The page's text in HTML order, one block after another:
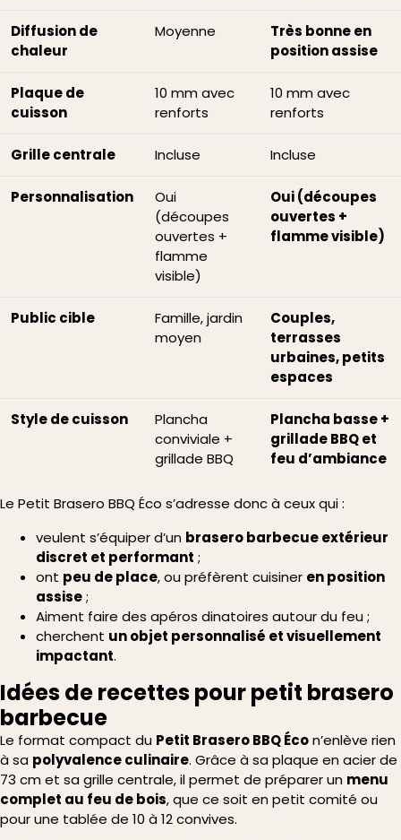
Diffusion de
chaleur
Moyenne
Très bonne en
position assise
Plaque de
cuisson
10 mm avec
renforts
10 mm avec
renforts
Grille centrale Incluse Incluse
Personnalisation
Oui
(découpes
ouvertes +
flamme
visible)
Oui (découpes
ouvertes +
flamme visible)
Public cible
Famille, jardin
moyen
Couples,
terrasses
urbaines, petits
espaces
Style de cuisson
Plancha
conviviale +
grillade BBQ
Plancha basse +
grillade BBQ et
feu d’ambiance
Le Petit Brasero BBQ Éco s’adresse donc à ceux qui :
veulent s’équiper d’un brasero barbecue extérieur
discret et performant ;
ont peu de place, ou préfèrent cuisiner en position
assise;
Aiment faire des apéros dinatoires autour du feu ;
cherchent un objet personnalisé et visuellement
impactant.
Idées de recettes pour petit brasero
barbecue
Le format compact du Petit Brasero BBQ Écon’enlève rien
à sa polyvalence culinaire. Grâce à sa plaque en acier de
73 cm et sa grille centrale, il permet de préparer un menu
complet au feu de bois, que ce soit en petit comité ou
pour une tablée de 10 à 12 convives.